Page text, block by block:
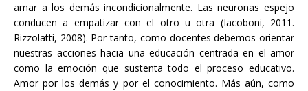
amar a los demás incondicionalmente. Las neuronas espejo
conducen a empatizar con el otro u otra (Iacoboni, 2011.
Rizzolatti, 2008). Por tanto, como docentes debemos orientar
nuestras acciones hacia una educación centrada en el amor
como la emoción que sustenta todo el proceso educativo.
Amor por los demás y por el conocimiento. Más aún, como